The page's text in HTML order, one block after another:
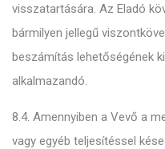
visszatartására. Az Eladó
bármilyen jellegű
beszámítás lehetőségének
alkalmazandó.
8.4. Amennyiben a Vevő a
vagy egyéb teljesítéssel